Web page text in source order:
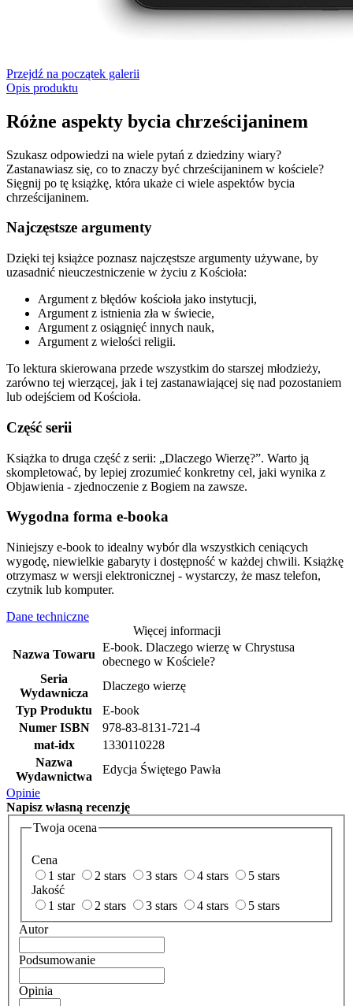
Przejdź na początek galerii
Opis produktu
Różne aspekty bycia chrześcijaninem
Szukasz odpowiedzi na wiele pytań z dziedziny wiary?
Zastanawiasz się, co to znaczy być chrześcijaninem w kościele?
Sięgnij po tę książkę, która ukaże ci wiele aspektów bycia
chrześcijaninem.
Najczęstsze argumenty
Dzięki tej książce poznasz najczęstsze argumenty używane, by
uzasadnić nieuczestniczenie w życiu z Kościoła:
Argument z błędów kościoła jako instytucji,
Argument z istnienia zła w świecie,
Argument z osiągnięć innych nauk,
Argument z wielości religii.
To lektura skierowana przede wszystkim do starszej młodzieży,
zarówno tej wierzącej, jak i tej zastanawiającej się nad pozostaniem
lub odejściem od Kościoła.
Część serii
Książka to druga część z serii: „Dlaczego Wierzę?”. Warto ją
skompletować, by lepiej zrozumieć konkretny cel, jaki wynika z
Objawienia - zjednoczenie z Bogiem na zawsze.
Wygodna forma e-booka
Niniejszy e-book to idealny wybór dla wszystkich ceniących
wygodę, niewielkie gabaryty i dostępność w każdej chwili. Książkę
otrzymasz w wersji elektronicznej - wystarczy, że masz telefon,
czytnik lub komputer.
Dane techniczne
Więcej informacji
Nazwa Towaru
E-book. Dlaczego wierzę w Chrystusa
obecnego w Kościele?
Seria
Wydawnicza
Dlaczego wierzę
Typ Produktu
E-book
Numer ISBN
978-83-8131-721-4
mat-idx
1330110228
Nazwa
Wydawnictwa
Edycja Świętego Pawła
Opinie
Napisz własną recenzję
Twoja ocena
Cena
1 star
2 stars 3 stars 4 stars
5 stars
Jakość
1 star
2 stars 3 stars 4 stars
5 stars
Autor
Podsumowanie
Opinia